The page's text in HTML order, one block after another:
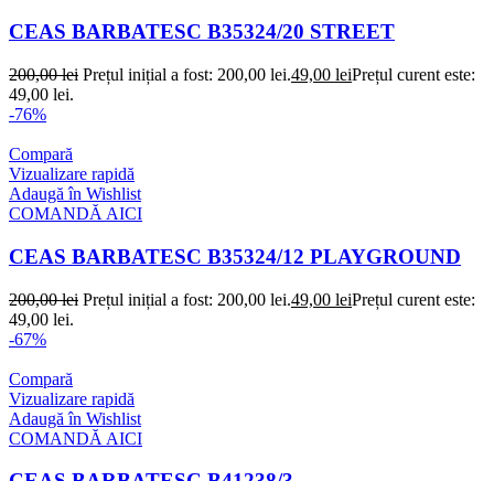
CEAS BARBATESC B35324/20 STREET
200,00lei Prețul inițial a fost: 200,00 lei.49,00 leiPrețul curent este:
49,00 lei.
-76%
Compară
Vizualizare rapidă
Adaugă în Wishlist
COMANDĂ AICI
CEAS BARBATESC B35324/12 PLAYGROUND
200,00lei Prețul inițial a fost: 200,00 lei.49,00 leiPrețul curent este:
49,00 lei.
-67%
Compară
Vizualizare rapidă
Adaugă în Wishlist
COMANDĂ AICI